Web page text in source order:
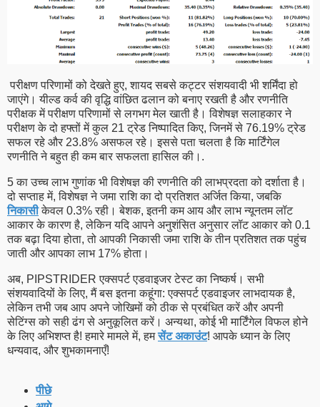
परीक्षण परिणामों को देखते हुए, शायद सबसे कट्टर संशयवादी भी शर्मिंदा हो
जाएंगे। यील्ड कर्व की वृद्धि वांछित ढलान को बनाए रखती है और रणनीति
परीक्षक में परीक्षण परिणामों से लगभग मेल खाती है। विशेषज्ञ सलाहकार ने
परीक्षण के दो हफ्तों में कुल 21 ट्रेड निष्पादित किए, जिनमें से 76.19% ट्रेड
सफल रहे और 23.8% असफल रहे। इससे पता चलता है कि मार्टिंगेल
रणनीति ने बहुत ही कम बार सफलता हासिल की।.
5 का उच्च लाभ गुणांक भी विशेषज्ञ की रणनीति की लाभप्रदता को दर्शाता है।
दो सप्ताह में, विशेषज्ञ ने जमा राशि का दो प्रतिशत अर्जित किया, जबकि
निकासीकेवल 0.3% रही। बेशक, इतनी कम आय और लाभ न्यूनतम लॉट
आकार के कारण है, लेकिन यदि आपने अनुशंसित अनुसार लॉट आकार को 0.1
तक बढ़ा दिया होता, तो आपकी निकासी जमा राशि के तीन प्रतिशत तक पहुंच
जाती और आपका लाभ 17% होता।
अब, PIPSTRIDER एक्सपर्ट एडवाइजर टेस्ट का निष्कर्ष। सभी
संशयवादियों के लिए, मैं बस इतना कहूंगा: एक्सपर्ट एडवाइजर लाभदायक है,
लेकिन तभी जब आप अपने जोखिमों को ठीक से प्रबंधित करें और अपनी
सेटिंग्स को सही ढंग से अनुकूलित करें। अन्यथा, कोई भी मार्टिंगेल विफल होने
के लिए अभिशप्त है! हमारे मामले में, हमसेंट अकाउंट! आपके ध्यान के लिए
धन्यवाद, और शुभकामनाएँ!
पीछे